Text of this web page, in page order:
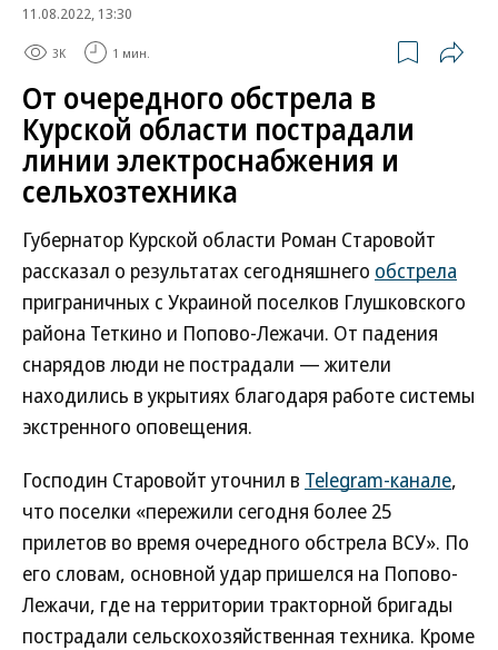
11.08.2022, 13:30
3K 1 мин.
От очередного обстрела в
Курской области пострадали
линии электроснабжения и
сельхозтехника
Губернатор Курской области Роман Старовойт
рассказал о результатах сегодняшнего обстрела
приграничных с Украиной поселков Глушковского
района Теткино и Попово-Лежачи. От падения
снарядов люди не пострадали — жители
находились в укрытиях благодаря работе системы
экстренного оповещения.
Господин Старовойт уточнил в Telegram-канале,
что поселки «пережили сегодня более 25
прилетов во время очередного обстрела ВСУ». По
его словам, основной удар пришелся на Попово-
Лежачи, где на территории тракторной бригады
пострадали сельскохозяйственная техника. Кроме